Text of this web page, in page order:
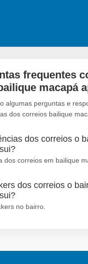
frequentes
macapá
algumas perguntas e
dos correios bailique
dos correios o
dos correios em bailique
dos correios o
no bairro.